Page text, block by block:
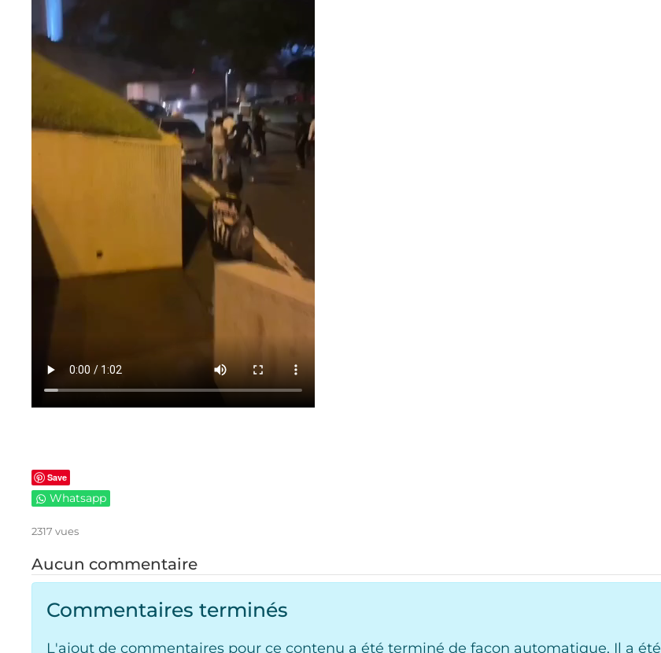
Save
Whatsapp
2317 vues
Aucun commentaire
Commentaires terminés
L'ajout de commentaires pour ce contenu a été terminé de façon automatique, Il a été